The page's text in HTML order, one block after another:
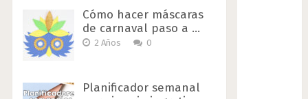
Cómo hacer máscaras
de carnaval paso a …
2 Años 0
Planificador semanal